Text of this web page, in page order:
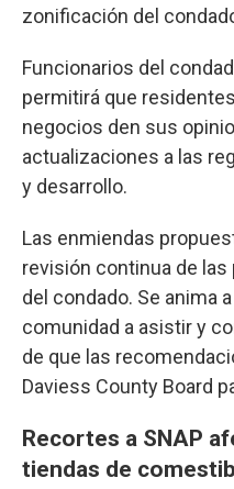
zonificación del
Funcionarios del
permitirá que
negocios den sus
actualizaciones a las
y desarrollo.
Las enmiendas
revisión continua de
del condado. Se anima
comunidad a asistir y
de que las
Daviess County Board
Recortes a SNAP
tiendas de